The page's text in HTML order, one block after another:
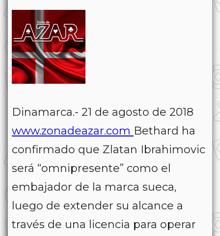
Dinamarca.- 21 de agosto de 2018
www.zonadeazar.com Bethard ha
confirmado que Zlatan Ibrahimovic
será “omnipresente” como el
embajador de la marca sueca,
luego de extender su alcance a
través de una licencia para operar